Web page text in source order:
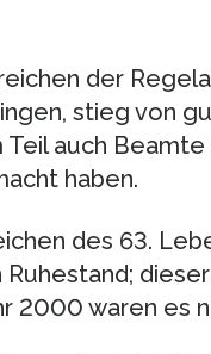
der
stieg von
Teil auch
haben.
des 63.
2000 waren es